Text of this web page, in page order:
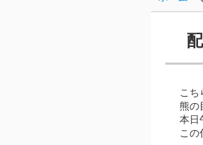
こち
熊の
本日
この